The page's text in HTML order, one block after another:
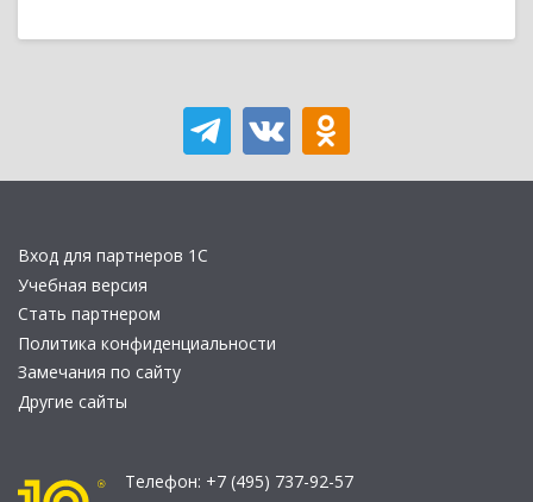
Вход для партнеров 1С
Учебная версия
Стать партнером
Политика конфиденциальности
Замечания по сайту
Другие сайты
Телефон: +7 (495) 737-92-57